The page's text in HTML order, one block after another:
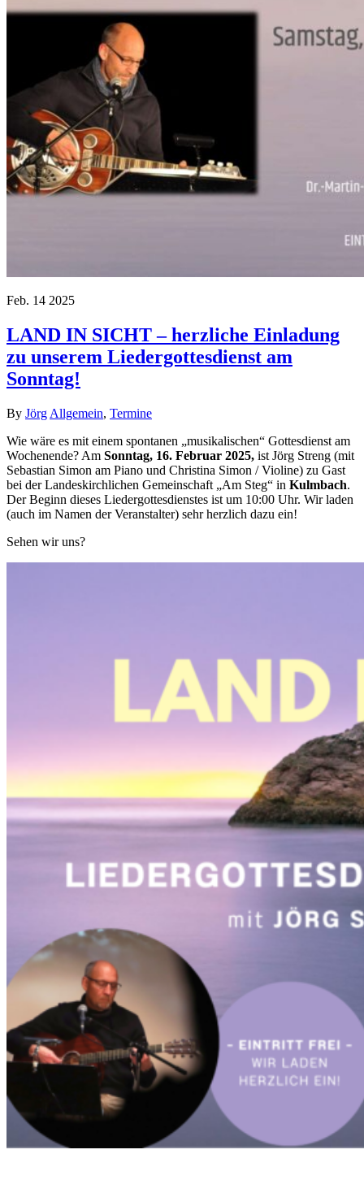
Feb. 14 2025
LAND IN SICHT – herzliche Einladung
zu unserem Liedergottesdienst am
Sonntag!
By Jörg Allgemein, Termine
Wie wäre es mit einem spontanen „musikalischen“ Gottesdienst am
Wochenende? Am Sonntag, 16. Februar 2025, ist Jörg Streng (mit
Sebastian Simon am Piano und Christina Simon / Violine) zu Gast
bei der Landeskirchlichen Gemeinschaft „Am Steg“ in Kulmbach.
Der Beginn dieses Liedergottesdienstes ist um 10:00 Uhr. Wir laden
(auch im Namen der Veranstalter) sehr herzlich dazu ein!
Sehen wir uns?